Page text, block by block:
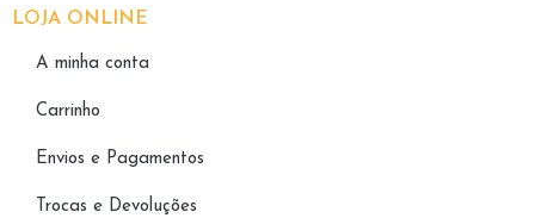
LOJA ONLINE
A minha conta
Carrinho
Envios e Pagamentos
Trocas e Devoluções